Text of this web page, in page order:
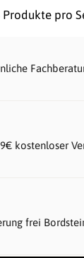
kostenloser
frei